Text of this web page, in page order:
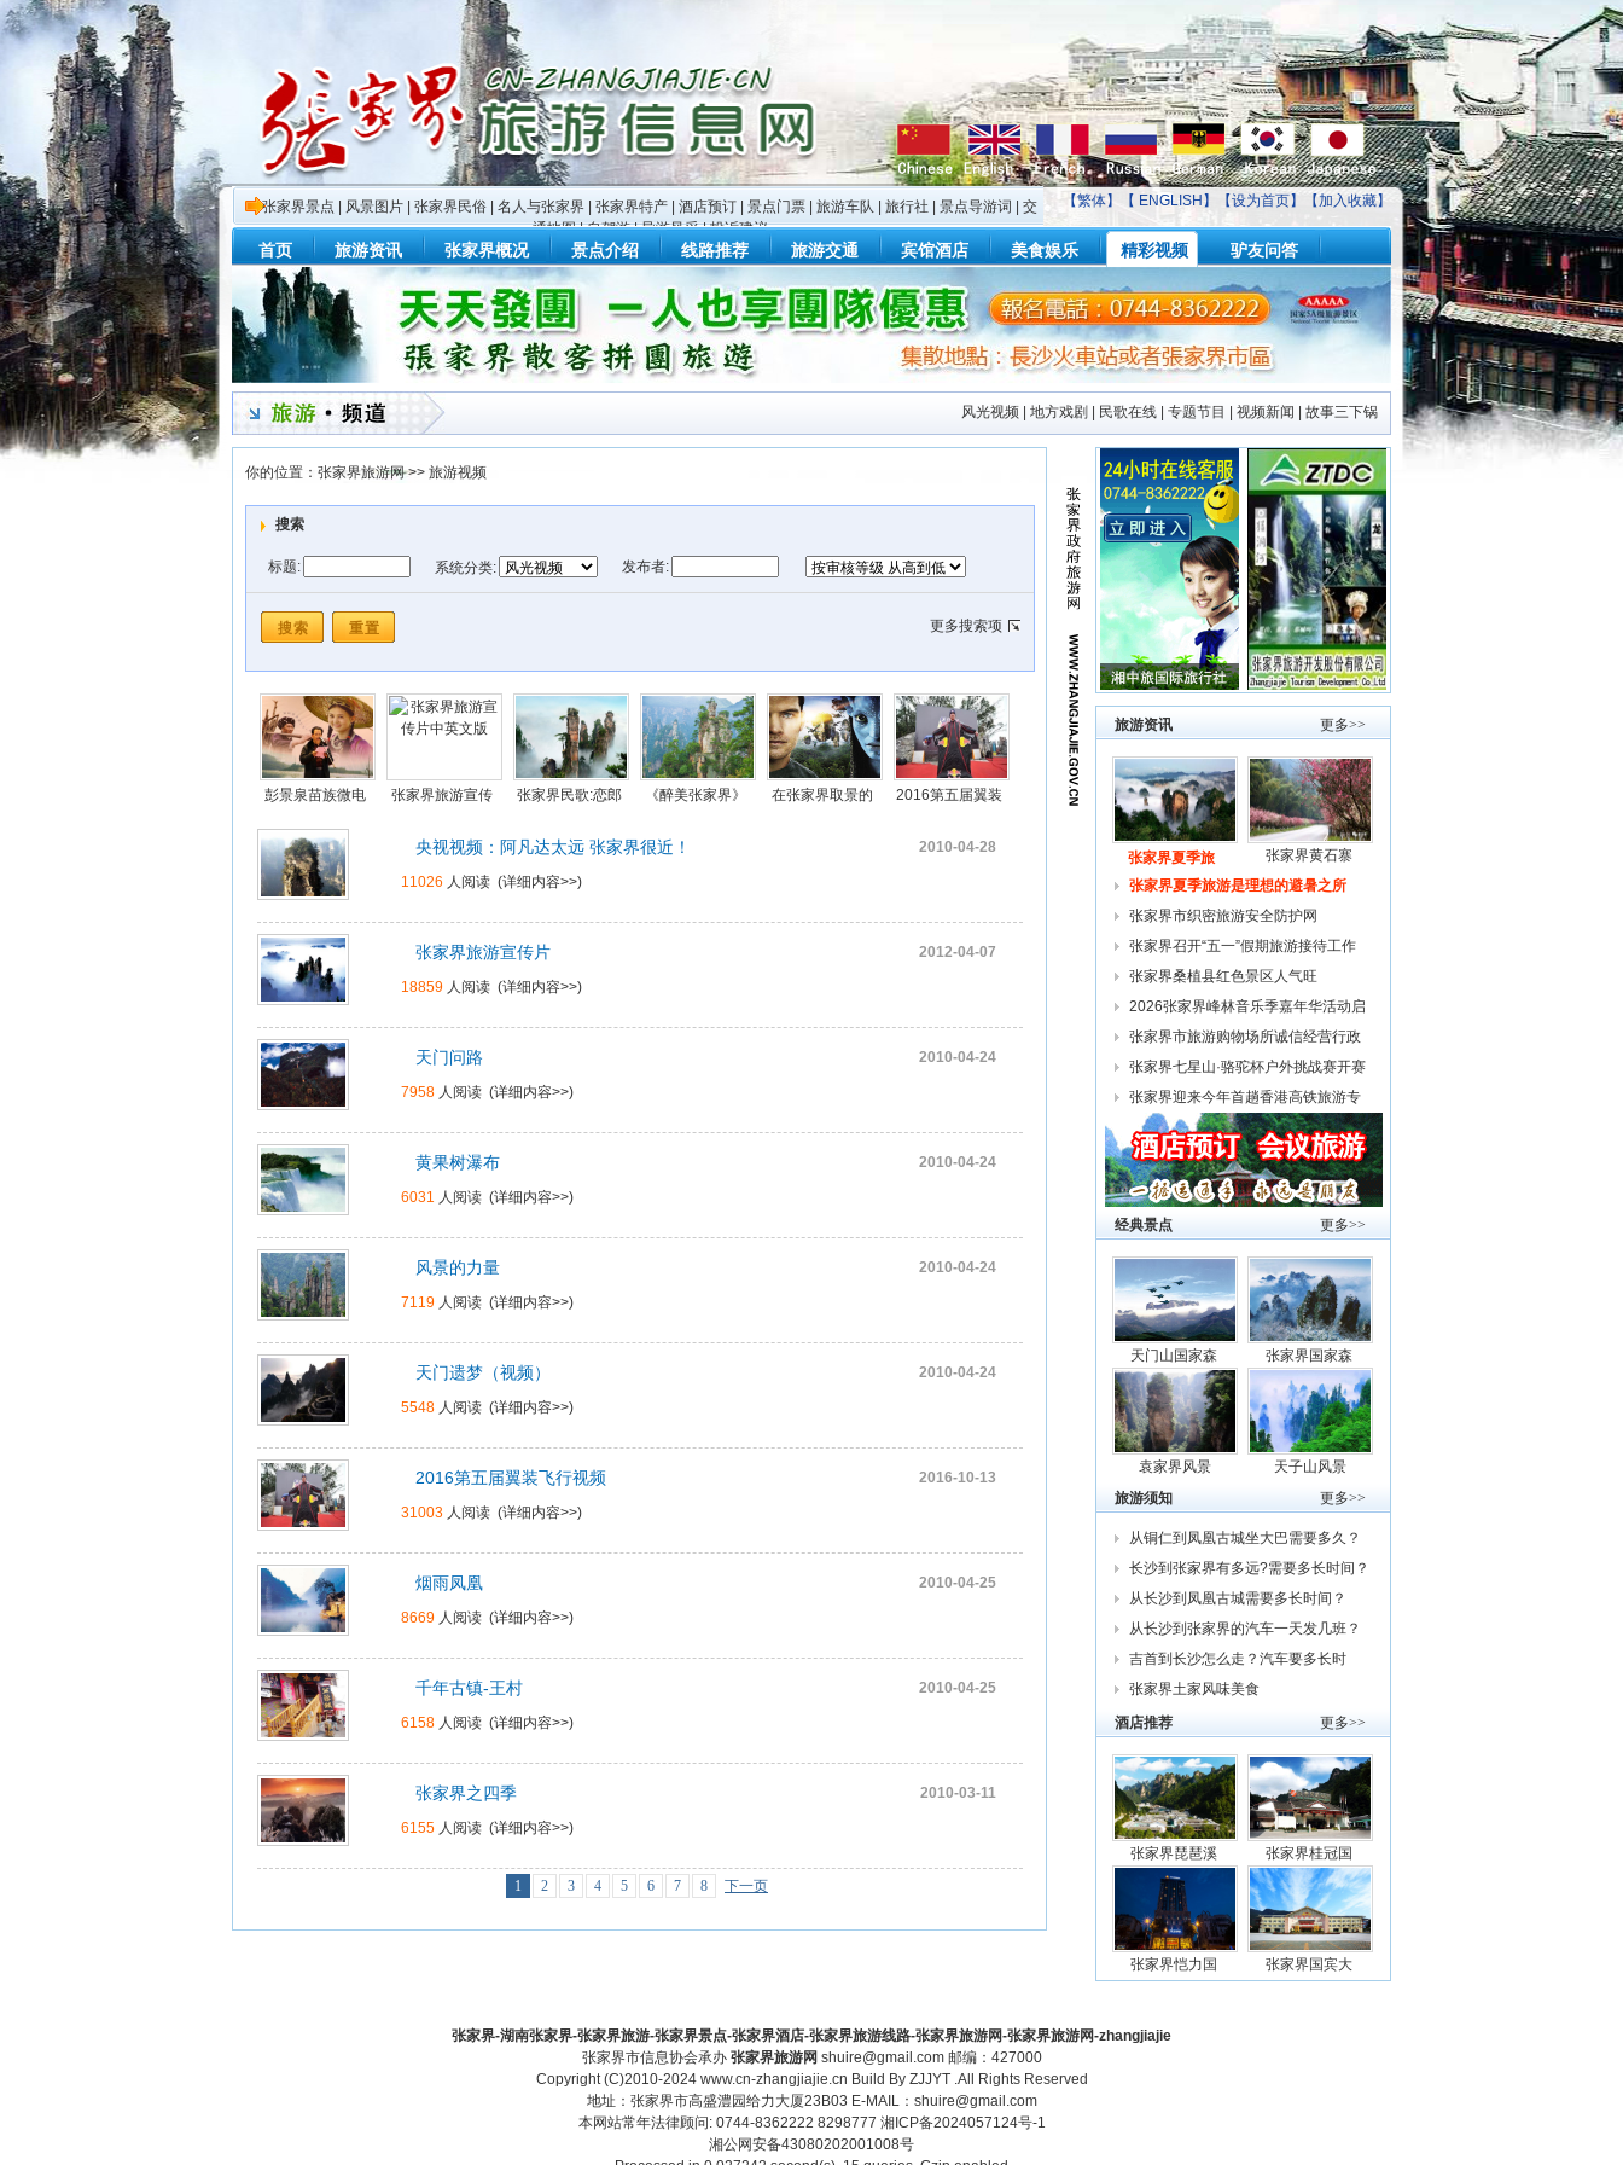
【繁体】【 ENGLISH 】【设为首页】【加入收藏】
张家界景点 风景图片 张家界民俗 名人与张家界 张家界特产 酒店预订 景点门票 旅游车队 旅行社 景点导游词
交
通地图|自驾游|导游风采|投诉建议
首页 旅游资讯 张家界概况 景点介绍 线路推荐 旅游交通 宾馆酒店 美食娱乐 精彩视频 驴友问答
风光视频 地方戏剧 民歌在线 专题节目 视频新闻 故事三下锅
你的位置： 张家界旅游网>> 旅游视频
搜索
标题: 系统分类: 发布者:
更多搜索项
彭景泉苗族微电
影《寂寨》在线
视频
张家界旅游宣传
张家界民歌:恋郎
《醉美张家界》
在张家界取景的
2016第五届翼装
2010-04-28
央视视频：阿凡达太远 张家界很近！
11026 人阅读 (详细内容>>)
2012-04-07
张家界旅游宣传片
18859 人阅读 (详细内容>>)
2010-04-24
天门问路
7958 人阅读 (详细内容>>)
2010-04-24
黄果树瀑布
6031 人阅读 (详细内容>>)
2010-04-24
风景的力量
7119 人阅读 (详细内容>>)
2010-04-24
天门遗梦（视频）
5548 人阅读 (详细内容>>)
2016-10-13
2016第五届翼装飞行视频
31003 人阅读 (详细内容>>)
2010-04-25
烟雨凤凰
8669 人阅读 (详细内容>>)
2010-04-25
千年古镇-王村
6158 人阅读 (详细内容>>)
2010-03-11
张家界之四季
6155 人阅读 (详细内容>>)
1 2 3 4 5 6 7 8 下一页
更多>>
旅游资讯
张家界夏季旅
张家界黄石寨
张家界夏季旅游是理想的避暑之所
张家界市织密旅游安全防护网
张家界召开“五一”假期旅游接待工作
复
张家界桑植县红色景区人气旺
2026张家界峰林音乐季嘉年华活动启
幕
张家界市旅游购物场所诚信经营行政
约谈
张家界七星山·骆驼杯户外挑战赛开赛
张家界迎来今年首趟香港高铁旅游专
列
更多>>
经典景点
天门山国家森 张家界国家森
袁家界风景
天子山风景
更多>>
旅游须知
从铜仁到凤凰古城坐大巴需要多久？
车费
长沙到张家界有多远?需要多长时间？
从
从长沙到凤凰古城需要多长时间？
从长沙到张家界的汽车一天发几班？
需要
吉首到长沙怎么走？汽车要多长时
间？我
张家界土家风味美食
更多>>
酒店推荐
张家界琵琶溪 张家界桂冠国
张家界恺力国 张家界国宾大
张家界-湖南张家界-张家界旅游-张家界景点-张家界酒店-张家界旅游线路-张家界旅游网-张家界旅游网-zhangjiajie
张家界市信息协会承办 张家界旅游网 shuire@gmail.com 邮编：427000
Copyright (C)2010-2024 www.cn-zhangjiajie.cn Build By ZJJYT.All Rights Reserved
地址：张家界市高盛澧园给力大厦23B03 E-MAIL：shuire@gmail.com
本网站常年法律顾问: 0744-8362222 8298777 湘ICP备2024057124号-1
湘公网安备43080202001008号